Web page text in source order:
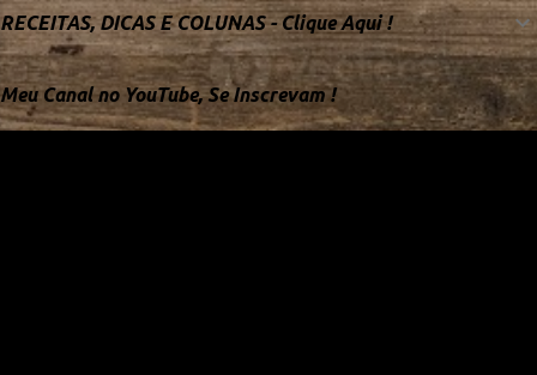
RECEITAS, DICAS E COLUNAS - Clique Aqui !
Meu Canal no YouTube, Se Inscrevam !